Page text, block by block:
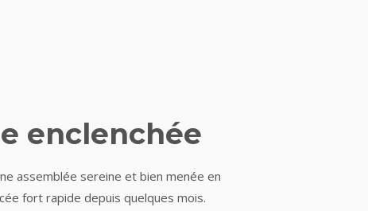
enclenchée
assemblée sereine et bien menée en
fort rapide depuis quelques mois.